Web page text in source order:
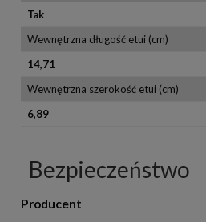
Tak
Wewnętrzna długość etui (cm)
14,71
Wewnętrzna szerokość etui (cm)
6,89
Bezpieczeństwo
Producent